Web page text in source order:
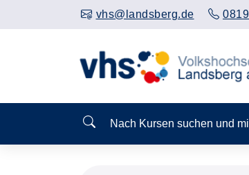
vhs@landsberg.de
Nach Kursen suchen und